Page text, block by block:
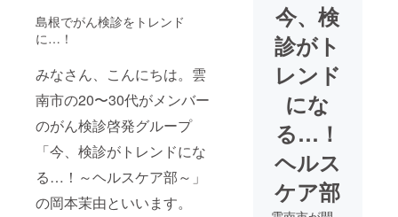
島根でがん検診をトレンド
に…！
みなさん、こんにちは。雲
南市の20〜30代がメンバー
のがん検診啓発グループ
「今、検診がトレンドにな
る…！～ヘルスケア部～」
の岡本茉由といいます。
今、検
診がト
レンド
にな
る…！
ヘルス
ケア部